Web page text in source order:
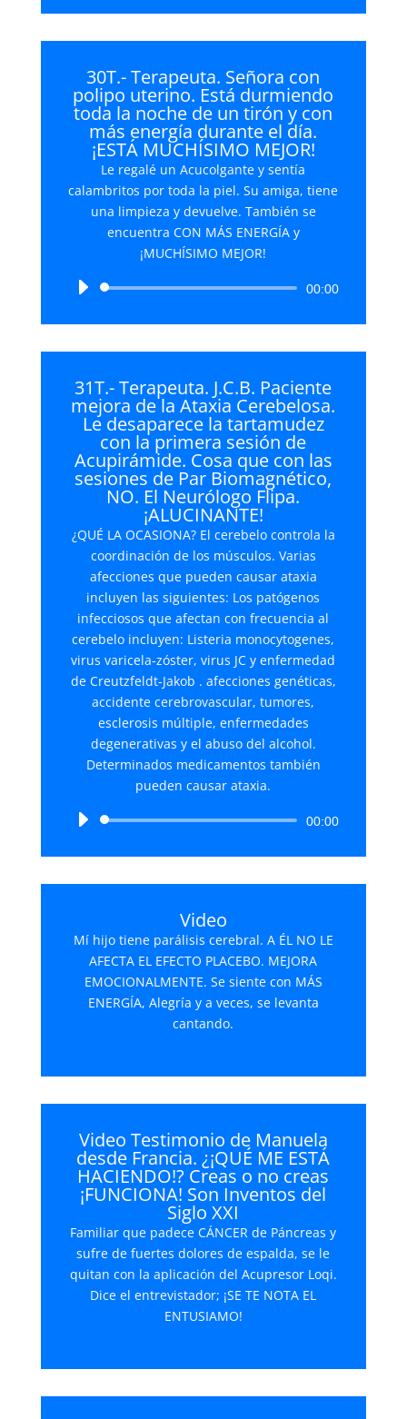
audio
30T.- Terapeuta. Señora con
polipo uterino. Está durmiendo
toda la noche de un tirón y con
más energía durante el día.
¡ESTÁ MUCHÍSIMO MEJOR!
Le regalé un Acucolgante y sentía
calambritos por toda la piel. Su amiga, tiene
una limpieza y devuelve. También se
encuentra CON MÁS ENERGÍA y
¡MUCHÍSIMO MEJOR!
Reproductor
audio
00:00
31T.- Terapeuta. J.C.B. Paciente
mejora de la Ataxia Cerebelosa.
Le desaparece la tartamudez
con la primera sesión de
Acupirámide. Cosa que con las
sesiones de Par Biomagnético,
NO. El Neurólogo Flipa.
¡ALUCINANTE!
¿QUÉ LA OCASIONA? El cerebelo controla la
coordinación de los músculos. Varias
afecciones que pueden causar ataxia
incluyen las siguientes: Los patógenos
infecciosos que afectan con frecuencia al
cerebelo incluyen: Listeria monocytogenes,
virus varicela-zóster, virus JC y enfermedad
de Creutzfeldt-Jakob . afecciones genéticas,
accidente cerebrovascular, tumores,
esclerosis múltiple, enfermedades
degenerativas y el abuso del alcohol.
Determinados medicamentos también
pueden causar ataxia.
Reproductor
audio
00:00
Video
Mí hijo tiene parálisis cerebral. A ÉL NO LE
AFECTA EL EFECTO PLACEBO. MEJORA
EMOCIONALMENTE. Se siente con MÁS
ENERGÍA, Alegría y a veces, se levanta
cantando.
Video Testimonio de Manuela
desde Francia. ¿¡QUÉ ME ESTÁ
HACIENDO!? Creas o no creas
¡FUNCIONA! Son Inventos del
Siglo XXI
Familiar que padece CÁNCER de Páncreas y
sufre de fuertes dolores de espalda, se le
quitan con la aplicación del Acupresor Loqi.
Dice el entrevistador; ¡SE TE NOTA EL
ENTUSIAMO!